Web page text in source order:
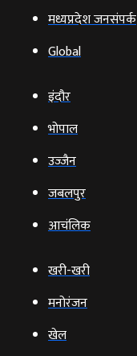
मध्यप्रदेश जनसंपर्क
Global
इंदौर
भोपाल
उज्‍जैन
जबलपुर
आचंलिक
खरी-खरी
मनोरंजन
खेल